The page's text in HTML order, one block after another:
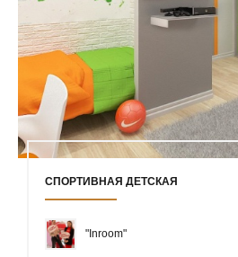
СПОРТИВНАЯ ДЕТСКАЯ
"Inroom"